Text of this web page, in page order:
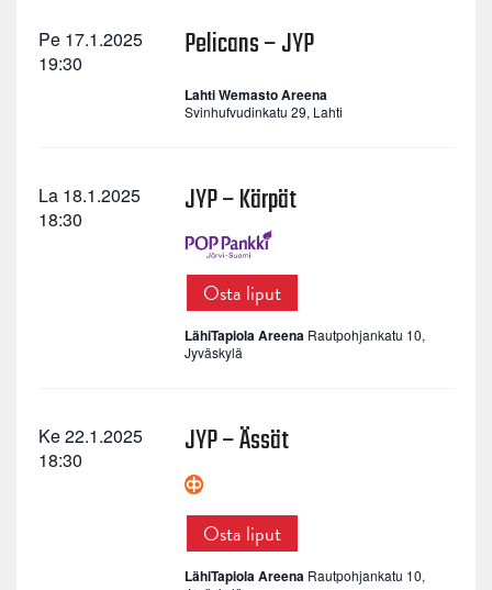
Pe 17.1.2025
19:30
Pelicans – JYP
Lahti Wemasto Areena
Svinhufvudinkatu 29, Lahti
La 18.1.2025
18:30
JYP – Kärpät
Osta liput
LähiTapiola Areena Rautpohjankatu 10,
Jyväskylä
Ke 22.1.2025
18:30
JYP – Ässät
Osta liput
LähiTapiola Areena Rautpohjankatu 10,